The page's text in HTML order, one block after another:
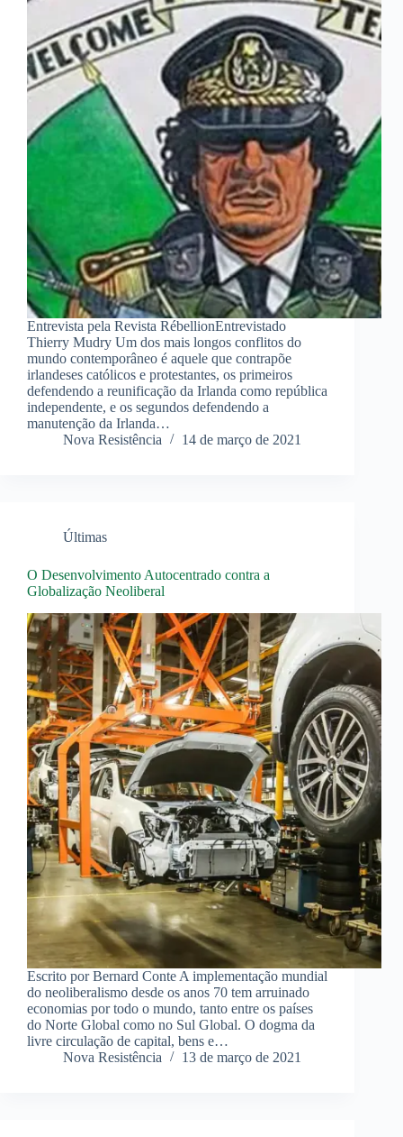
Entrevista pela Revista RébellionEntrevistado
Thierry Mudry Um dos mais longos conflitos do
mundo contemporâneo é aquele que contrapõe
irlandeses católicos e protestantes, os primeiros
defendendo a reunificação da Irlanda como república
independente, e os segundos defendendo a
manutenção da Irlanda…
Nova Resistência
14 de março de 2021
Últimas
O Desenvolvimento Autocentrado contra a
Globalização Neoliberal
Escrito por Bernard Conte A implementação mundial
do neoliberalismo desde os anos 70 tem arruinado
economias por todo o mundo, tanto entre os países
do Norte Global como no Sul Global. O dogma da
livre circulação de capital, bens e…
Nova Resistência
13 de março de 2021